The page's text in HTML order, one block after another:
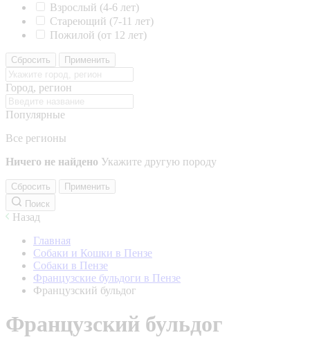
Взрослый (4-6 лет)
Стареющий (7-11 лет)
Пожилой (от 12 лет)
Сбросить Применить
Город, регион
Популярные
Все регионы
Ничего не найдено Укажите другую породу
Сбросить
Применить
Поиск
Назад
Главная
Собаки и Кошки в Пензе
Собаки в Пензе
Французские бульдоги в Пензе
Французский бульдог
Французский бульдог